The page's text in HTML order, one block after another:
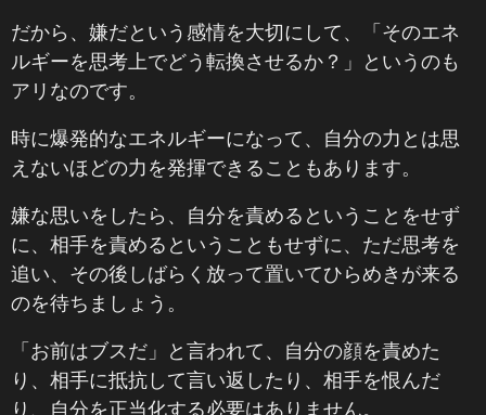
だから、嫌だという感情を大切にして、「そのエネ
ルギーを思考上でどう転換させるか？」というのも
アリなのです。
時に爆発的なエネルギーになって、自分の力とは思
えないほどの力を発揮できることもあります。
嫌な思いをしたら、自分を責めるということをせず
に、相手を責めるということもせずに、ただ思考を
追い、その後しばらく放って置いてひらめきが来る
のを待ちましょう。
「お前はブスだ」と言われて、自分の顔を責めた
り、相手に抵抗して言い返したり、相手を恨んだ
り、自分を正当化する必要はありません。